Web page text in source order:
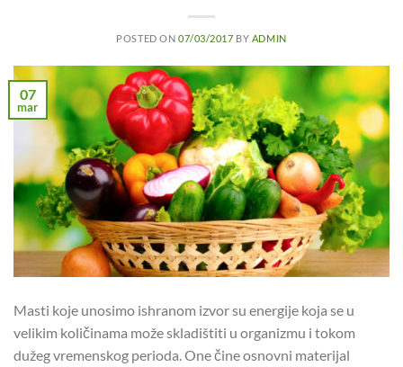
POSTED ON 07/03/2017 BY ADMIN
07
mar
Masti koje unosimo ishranom izvor su energije koja se u
velikim količinama može skladištiti u organizmu i tokom
dužeg vremenskog perioda. One čine osnovni materijal